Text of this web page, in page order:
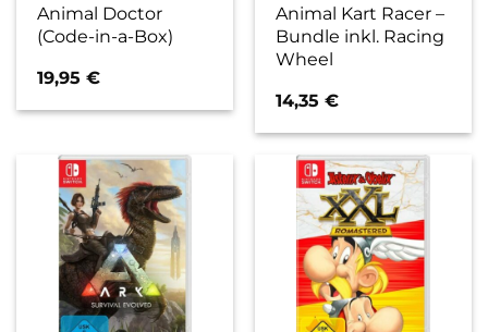
Animal Doctor
(Code-in-a-Box)
19,95€
Animal Kart Racer –
Bundle inkl. Racing
Wheel
14,35€